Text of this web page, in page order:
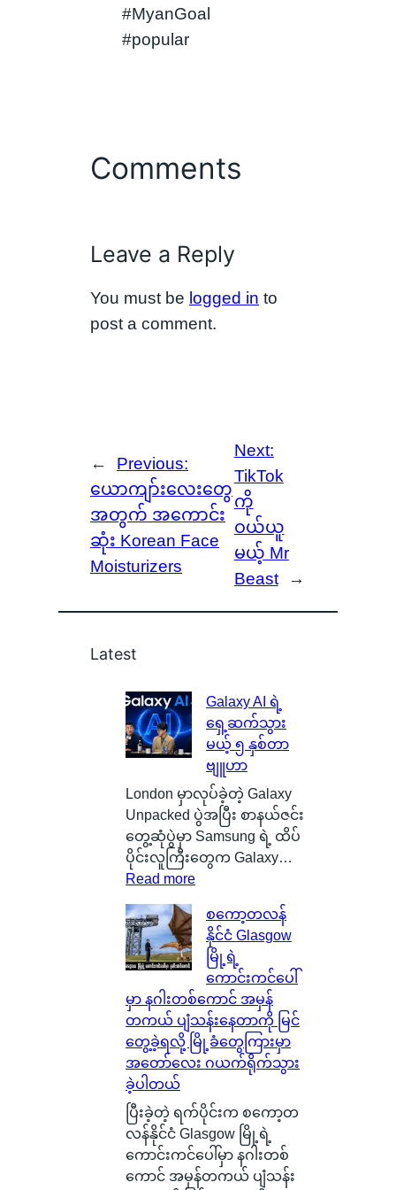
#MyanGoal
#popular
Comments
Leave a Reply
You must be logged in to
post a comment.
←
Previous:
ယောကျာ်းလေးတွေ
အတွက် အကောင်း
ဆုံး Korean Face
Moisturizers
Next:
TikTok
ကို
ဝယ်ယူ
မယ့် Mr
Beast
→
Latest
Galaxy AI ရဲ့
ရှေ့ဆက်သွား
မယ့် ၅ နှစ်တာ
ဗျူဟာ
London မှာလုပ်ခဲ့တဲ့ Galaxy
Unpacked ပွဲအပြီး စာနယ်ဇင်း
တွေ့ဆုံပွဲမှာ Samsung ရဲ့ ထိပ်
ပိုင်းလူကြီးတွေက Galaxy…
Read more:
y
A
I
ရဲ့
ဆ
က်
သွာ
း
စကော့တလန်
နိုင်ငံ Glasgow
မြို့ရဲ့
ကောင်းကင်ပေါ်
မှာ နဂါးတစ်ကောင် အမှန်
တကယ် ပျံသန်းနေတာကို မြင်
တွေ့ခဲ့ရလို့ မြို့ခံတွေကြားမှာ
အတော်လေး ဂယက်ရိုက်သွား
ခဲ့ပါတယ်
ပြီးခဲ့တဲ့ ရက်ပိုင်းက စကော့တ
လန်နိုင်ငံ Glasgow မြို့ရဲ့
ကောင်းကင်ပေါ်မှာ နဂါးတစ်
ကောင် အမှန်တကယ် ပျံသန်း